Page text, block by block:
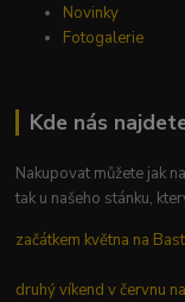
Novinky
Fotogalerie
Kde nás
Nakupovat můžete jak
tak u našeho stánku,
začátkem května na
druhý víkend v červnu